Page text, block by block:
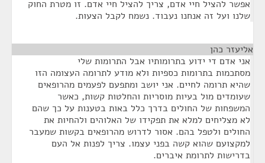
אפשר להציל חיי אדם, צריך להציל חיי אדם. זו מטרת החוק
שלנו ועל זה אנחנו נעבוד. נשמח לקבל הצעות.
אליעזר כהן
אני אדם די ידוע בתרומותיו אבל התרומות שלי
מסתכמות בתרומות כספיות ולא מודע לתרומה העצומה הזו
שהיא תרומה לחיים. אני יושב ומתפעם לפעמים מהרופאים
שעומדים מול בעיות מוסריות והחלטות קשות, כאשר
המשפחות של החולים בדרך כלל באות בטענות על כך שהם
לא מצליחים למלא את תפקידו של האלוהים ולהחיות את
החולים ולטפל בהם. אסור לדרוש מהרופאים בקשות שמעבר
למקצועם שהוא קשה בפני עצמו. צריך לפנות אל העם
בדרישות לתרומת איברים.